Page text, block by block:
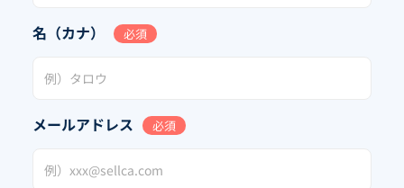
名（カナ） 必須
メールアドレス 必須